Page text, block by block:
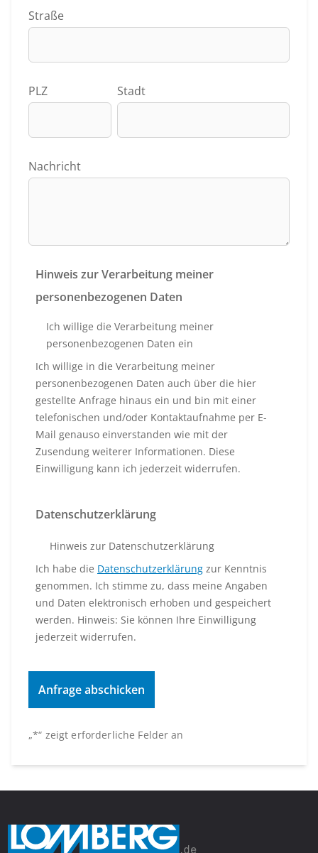
„*“ zeigt erforderliche Felder an
Straße
PLZ Stadt
Nachricht
Hinweis zur Verarbeitung meiner
personenbezogenen Daten
Ich willige die Verarbeitung meiner
personenbezogenen Daten ein
Ich willige in die Verarbeitung meiner
personenbezogenen Daten auch über die hier
gestellte Anfrage hinaus ein und bin mit einer
telefonischen und/oder Kontaktaufnahme per E-
Mail genauso einverstanden wie mit der
Zusendung weiterer Informationen. Diese
Einwilligung kann ich jederzeit widerrufen.
Datenschutzerklärung
Hinweis zur Datenschutzerklärung
Ich habe die Datenschutzerklärung zur Kenntnis
genommen. Ich stimme zu, dass meine Angaben
und Daten elektronisch erhoben und gespeichert
werden. Hinweis: Sie können Ihre Einwilligung
jederzeit widerrufen.